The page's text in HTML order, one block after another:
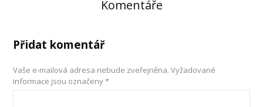
Komentáře
Přidat komentář
Vaše e-mailová adresa nebude zveřejněna. Vyžadované
informace jsou označeny*